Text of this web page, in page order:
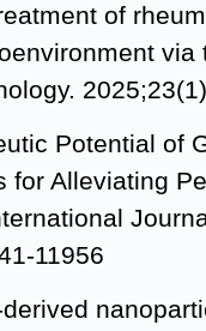
of
via
Potential of
for Alleviating
11956